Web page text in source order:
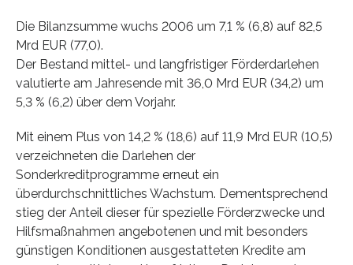
Die Bilanzsumme wuchs 2006 um 7,1 % (6,8) auf 82,5
Mrd EUR (77,0).
Der Bestand mittel- und langfristiger Förderdarlehen
valutierte am Jahresende mit 36,0 Mrd EUR (34,2) um
5,3 % (6,2) über dem Vorjahr.
Mit einem Plus von 14,2 % (18,6) auf 11,9 Mrd EUR (10,5)
verzeichneten die Darlehen der
Sonderkreditprogramme erneut ein
überdurchschnittliches Wachstum. Dementsprechend
stieg der Anteil dieser für spezielle Förderzwecke und
Hilfsmaßnahmen angebotenen und mit besonders
günstigen Konditionen ausgestatteten Kredite am